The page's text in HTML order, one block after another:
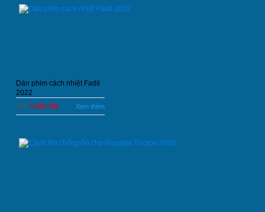
Dán phim cách nhiệt Fadil
2022
Giá: Liên hệ Xem thêm